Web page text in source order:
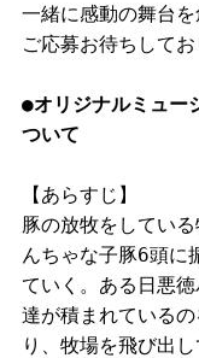
一緒に感動の舞台を
ご応募お待ちして
●オリジナルミュー
ついて
【あらすじ】
豚の放牧をしてい
んちゃな子豚6頭に
ていく。ある日悪
達が積まれている
り、牧場を飛び出